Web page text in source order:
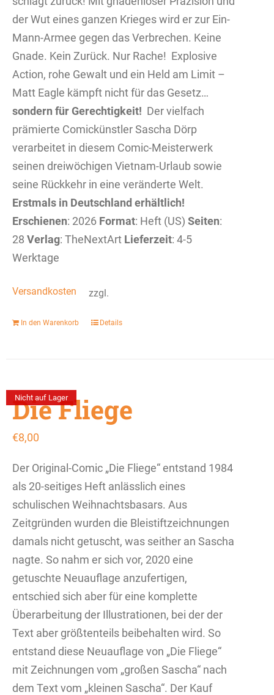
der Wut eines ganzen Krieges wird er zur Ein-
Mann-Armee gegen das Verbrechen. Keine
Gnade. Kein Zurück. Nur Rache! Explosive
Action, rohe Gewalt und ein Held am Limit –
Matt Eagle kämpft nicht für das Gesetz…
sondern für Gerechtigkeit! Der vielfach
prämierte Comickünstler Sascha Dörp
verarbeitet in diesem Comic-Meisterwerk
seinen dreiwöchigen Vietnam-Urlaub sowie
seine Rückkehr in eine veränderte Welt.
Erstmals in Deutschland erhältlich!
Erschienen: 2026 Format: Heft (US) Seiten:
28 Verlag: TheNextArt Lieferzeit: 4-5
Werktage
zzgl.
Versandkosten
In den Warenkorb Details
Nicht auf Lager
Die Fliege
€8,00
Der Original-Comic „Die Fliege“ entstand 1984
als 20-seitiges Heft anlässlich eines
schulischen Weihnachtsbasars. Aus
Zeitgründen wurden die Bleistiftzeichnungen
damals nicht getuscht, was seither an Sascha
nagte. So nahm er sich vor, 2020 eine
getuschte Neuauflage anzufertigen,
entschied sich aber für eine komplette
Überarbeitung der Illustrationen, bei der der
Text aber größtenteils beibehalten wird. So
entstand diese Neuauflage von „Die Fliege“
mit Zeichnungen vom „großen Sascha“ nach
dem Text vom „kleinen Sascha“. Der Kauf